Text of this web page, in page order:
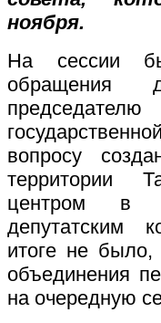
ноября.
На сессии
обращения
вопросу
территории
центром в
депутатским
итоге не было,
объединения
на очередную